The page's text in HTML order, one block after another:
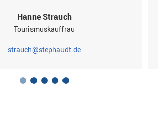
Hanne Strauch
Tourismuskauffrau
strauch@stephaudt.de
1 2 3 4 5